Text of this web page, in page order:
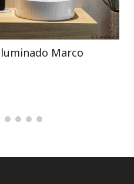
Marco